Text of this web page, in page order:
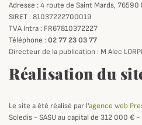
Adresse : 4 route de Saint Mards, 76590
SIRET : 81037222700019
TVA Intra : FR67810372227
Téléphone :02 77 23 03 77
Directeur de la publication : M Alec
Réalisation du
Le site a été réalisé par l'agence web
Soledis - SASU au capital de 312 000 € -